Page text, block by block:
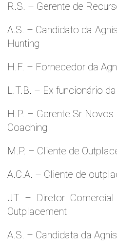
R.S. – Gerente de
A.S. – Candidato da
Hunting
H.F. – Fornecedor da
L.T.B. – Ex funcionário
H.P. – Gerente Sr
Coaching
M.P. – Cliente de
A.C.A. – Cliente de
JT – Diretor
Outplacement
A.S. – Candidata da